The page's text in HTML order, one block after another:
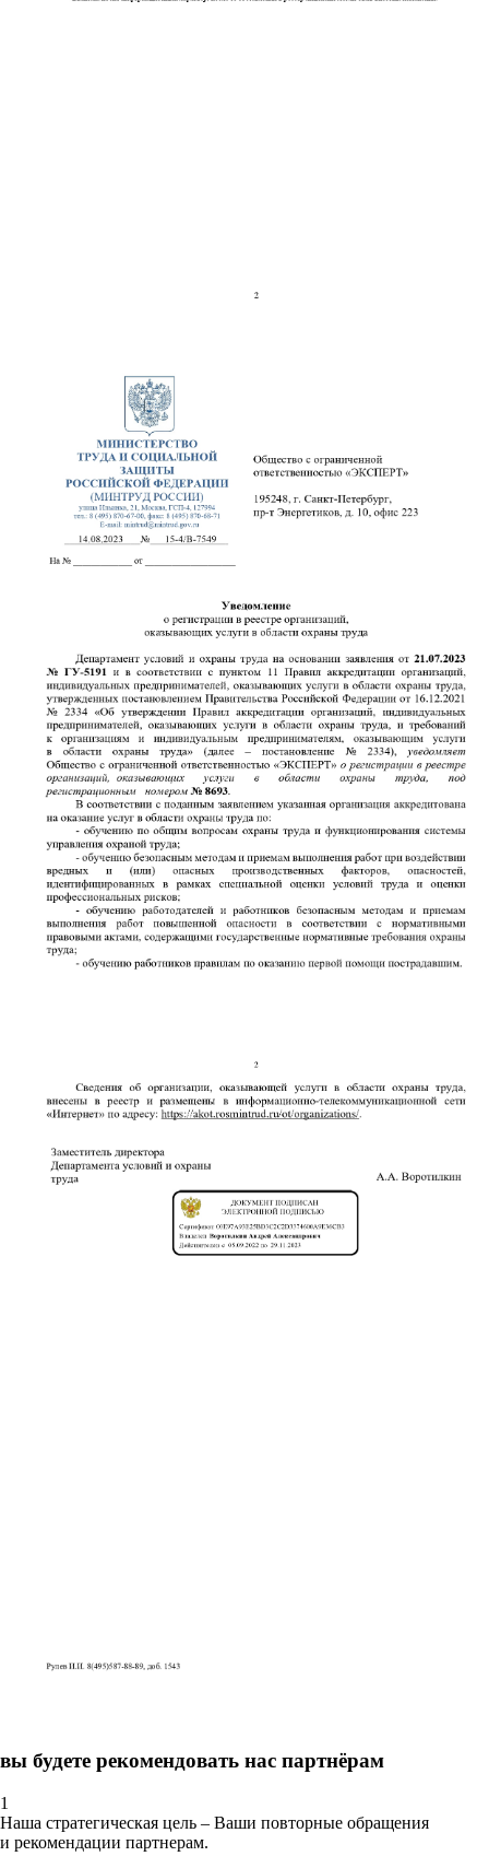
вы будете рекомендовать нас партнёрам
1
Наша стратегическая цель – Ваши повторные обращения
и рекомендации партнерам.